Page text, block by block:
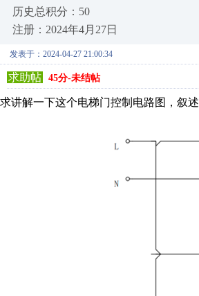
历史总积分：50
注册：2024年4月27日
发表于：2024-04-27 21:00:34
求助帖 45分-未结帖
求讲解一下这个电梯门控制电路图，叙